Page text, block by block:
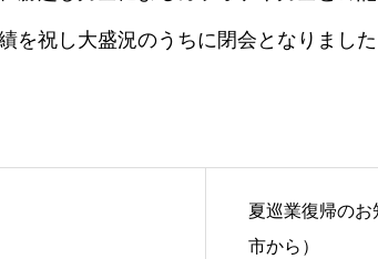
を祝し大盛況のうちに閉会となりました
夏巡業復帰の
市から）